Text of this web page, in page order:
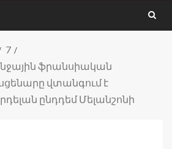
7
ֆրանսիական
վտանգում է
ընդդեմ Մելանշոնի